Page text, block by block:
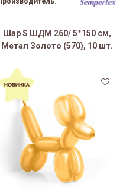
Шар S ШДМ 260/ 5*150 см,
Метал Золото (570), 10 шт.